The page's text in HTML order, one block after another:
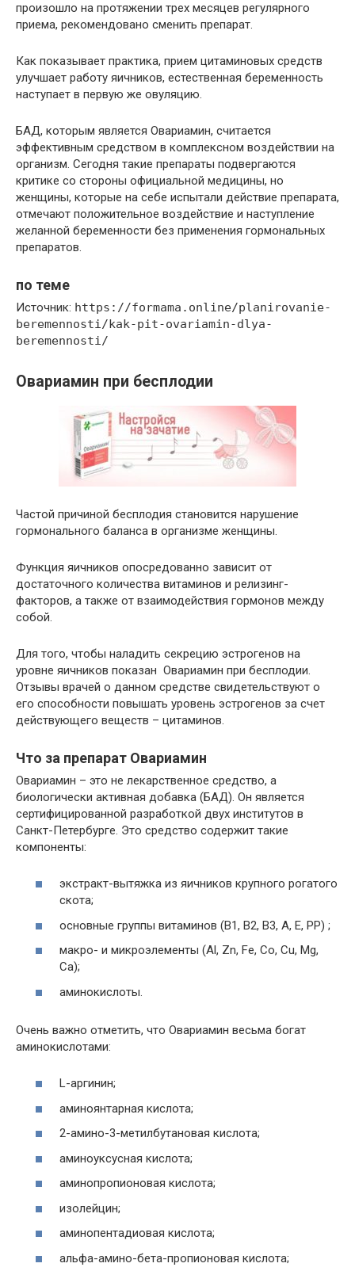
произошло на протяжении трех месяцев регулярного
приема, рекомендовано сменить препарат.
Как показывает практика, прием цитаминовых средств
улучшает работу яичников, естественная беременность
наступает в первую же овуляцию.
БАД, которым является Овариамин, считается
эффективным средством в комплексном воздействии на
организм. Сегодня такие препараты подвергаются
критике со стороны официальной медицины, но
женщины, которые на себе испытали действие препарата,
отмечают положительное воздействие и наступление
желанной беременности без применения гормональных
препаратов.
по теме
Источник: https://formama.online/planirovanie-
beremennosti/kak-pit-ovariamin-dlya-
beremennosti/
Овариамин при бесплодии
Частой причиной бесплодия становится нарушение
гормонального баланса в организме женщины.
Функция яичников опосредованно зависит от
достаточного количества витаминов и релизинг-
факторов, а также от взаимодействия гормонов между
собой.
Для того, чтобы наладить секрецию эстрогенов на
уровне яичников показан Овариамин при бесплодии.
Отзывы врачей о данном средстве свидетельствуют о
его способности повышать уровень эстрогенов за счет
действующего веществ – цитаминов.
Что за препарат Овариамин
Овариамин – это не лекарственное средство, а
биологически активная добавка (БАД). Он является
сертифицированной разработкой двух институтов в
Санкт-Петербурге. Это средство содержит такие
компоненты:
экстракт-вытяжка из яичников крупного рогатого
скота;
основные группы витаминов (В1, В2, В3, А, Е, РР) ;
макро- и микроэлементы (Аl, Zn, Fe, Co, Cu, Mg,
Ca);
аминокислоты.
Очень важно отметить, что Овариамин весьма богат
аминокислотами:
L-аргинин;
аминоянтарная кислота;
2-амино-3-метилбутановая кислота;
аминоуксусная кислота;
аминопропионовая кислота;
изолейцин;
аминопентадиовая кислота;
альфа-амино-бета-пропионовая кислота;